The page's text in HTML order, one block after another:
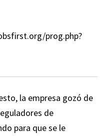
prog.php?
la empresa gozó de
de
para que se le